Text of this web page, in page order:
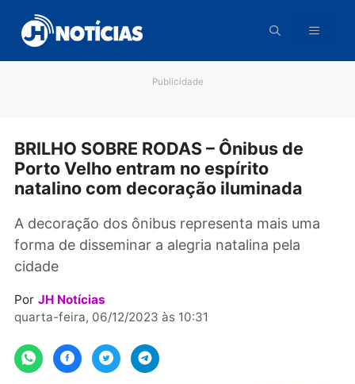
para
conteúdo
BRILHO SOBRE RODAS – Ônibus de
Porto Velho entram no espírito
A decoração dos ônibus representa mais uma
forma de disseminar a alegria natalina pela
cidade
quarta-feira, 06/12/2023 às 10:31